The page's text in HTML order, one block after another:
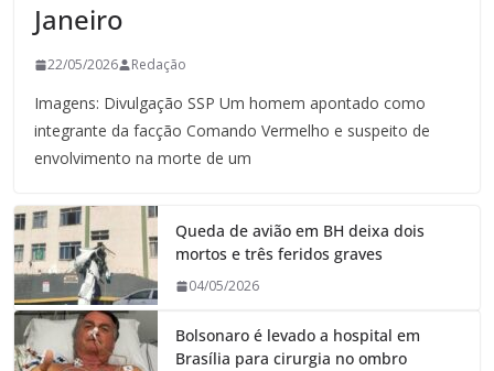
Janeiro
22/05/2026 Redação
Imagens: Divulgação SSP Um homem apontado como
integrante da facção Comando Vermelho e suspeito de
envolvimento na morte de um
Queda de avião em BH deixa dois
mortos e três feridos graves
04/05/2026
Bolsonaro é levado a hospital em
Brasília para cirurgia no ombro